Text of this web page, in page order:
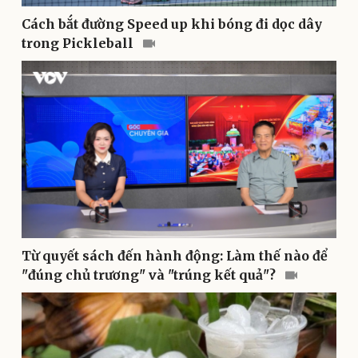
Thể thao
Bóng đá
Lịch thi đấu bóng đá
Thế giới thể thao
eSports
Hậu trường
Ô tô - Xe máy
Ô tô
Xe máy
Tư vấn
Cách bắt đường Speed up khi bóng đi dọc dây
trong Pickleball
Từ quyết sách đến hành động: Làm thế nào để
"đúng chủ trương" và "trúng kết quả"?